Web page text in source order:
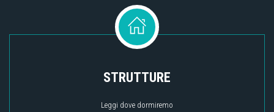
STRUTTURE
Leggi dove dormiremo